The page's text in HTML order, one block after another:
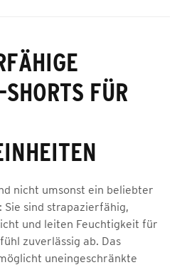
FÜR
nicht umsonst ein beliebter
Sie sind strapazierfähig,
und leiten Feuchtigkeit für
zuverlässig ab. Das
uneingeschränkte